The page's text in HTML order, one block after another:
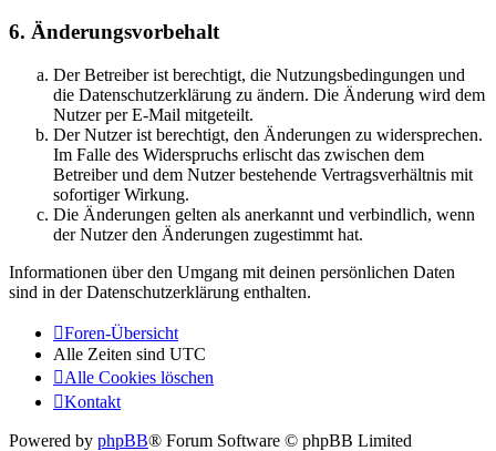
6. Änderungsvorbehalt
Der Betreiber ist berechtigt, die Nutzungsbedingungen und
die Datenschutzerklärung zu ändern. Die Änderung wird dem
Nutzer per E-Mail mitgeteilt.
Der Nutzer ist berechtigt, den Änderungen zu widersprechen.
Im Falle des Widerspruchs erlischt das zwischen dem
Betreiber und dem Nutzer bestehende Vertragsverhältnis mit
sofortiger Wirkung.
Die Änderungen gelten als anerkannt und verbindlich, wenn
der Nutzer den Änderungen zugestimmt hat.
Informationen über den Umgang mit deinen persönlichen Daten
sind in der Datenschutzerklärung enthalten.
Foren-Übersicht
Alle Zeiten sind UTC
Alle Cookies löschen
Kontakt
Powered by phpBB® Forum Software © phpBB Limited